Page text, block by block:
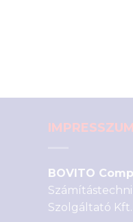
IMPRESSZUM
BOVITO
Szolgáltató Kft.